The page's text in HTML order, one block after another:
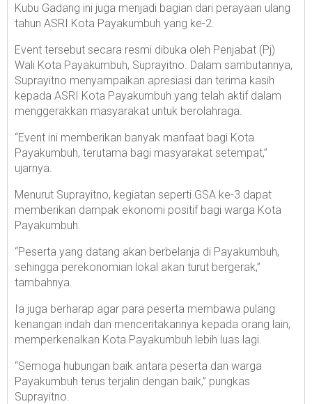
Kubu Gadang ini juga menjadi bagian dari perayaan ulang
tahun ASRI Kota Payakumbuh yang ke-2.
Event tersebut secara resmi dibuka oleh Penjabat (Pj)
Wali Kota Payakumbuh, Suprayitno. Dalam sambutannya,
Suprayitno menyampaikan apresiasi dan terima kasih
kepada ASRI Kota Payakumbuh yang telah aktif dalam
menggerakkan masyarakat untuk berolahraga.
“Event ini memberikan banyak manfaat bagi Kota
Payakumbuh, terutama bagi masyarakat setempat,”
ujarnya.
Menurut Suprayitno, kegiatan seperti GSA ke-3 dapat
memberikan dampak ekonomi positif bagi warga Kota
Payakumbuh.
“Peserta yang datang akan berbelanja di Payakumbuh,
sehingga perekonomian lokal akan turut bergerak,”
tambahnya.
Ia juga berharap agar para peserta membawa pulang
kenangan indah dan menceritakannya kepada orang lain,
memperkenalkan Kota Payakumbuh lebih luas lagi.
“Semoga hubungan baik antara peserta dan warga
Payakumbuh terus terjalin dengan baik,” pungkas
Suprayitno.